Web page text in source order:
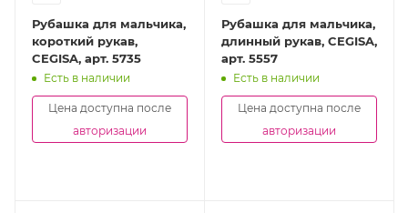
Рубашка для мальчика,
короткий рукав,
CEGISA, арт. 5735
Есть в наличии
Цена доступна после
авторизации
Рубашка для мальчика,
длинный рукав, CEGISA,
арт. 5557
Есть в наличии
Цена доступна после
авторизации